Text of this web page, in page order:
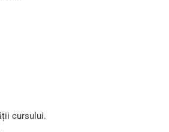
cursului.